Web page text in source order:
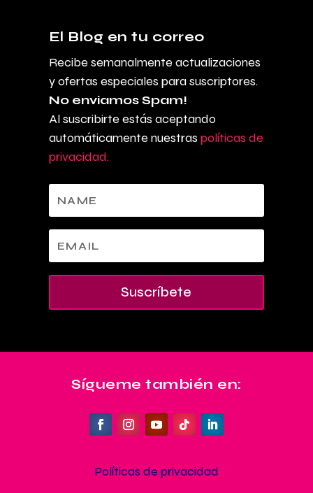
El Blog en tu correo
Recibe semanalmente actualizaciones
y ofertas especiales para suscriptores.
No enviamos Spam!
Al suscribirte estás aceptando
automáticamente nuestras políticas de
privacidad.
Suscríbete
Sígueme también en:
Políticas de privacidad